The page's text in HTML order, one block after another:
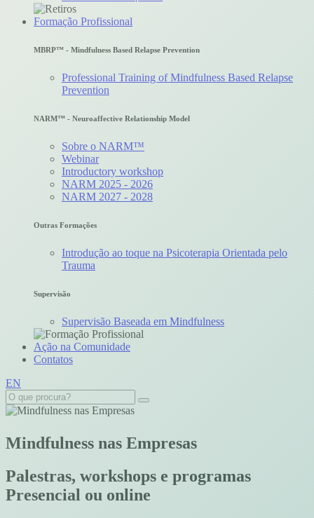
Formação Profissional
MBRP™ - Mindfulness Based Relapse Prevention
Professional Training of Mindfulness Based Relapse
Prevention
NARM™ - Neuroaffective Relationship Model
Sobre o NARM™
Webinar
Introductory workshop
NARM 2025 - 2026
NARM 2027 - 2028
Outras Formações
Introdução ao toque na Psicoterapia Orientada pelo
Trauma
Supervisão
Supervisão Baseada em Mindfulness
Ação na Comunidade
Contatos
EN
Mindfulness nas Empresas
Palestras, workshops e programas
Presencial ou online